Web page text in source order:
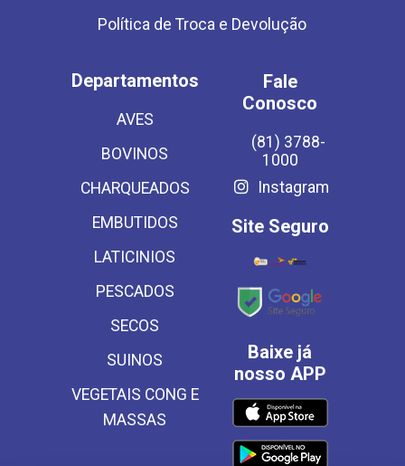
Política de Troca e Devolução
Departamentos
AVES
BOVINOS
CHARQUEADOS
EMBUTIDOS
LATICINIOS
PESCADOS
SECOS
SUINOS
VEGETAIS CONG E
MASSAS
Fale
Conosco
(81) 3788-
1000
Instagram
Site Seguro
Baixe já
nosso APP